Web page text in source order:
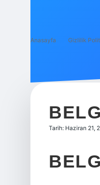
Anasayfa Gizlilik
Tarih: Haziran 21,